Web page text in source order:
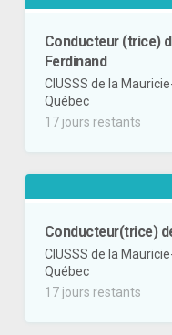
Conducteur (trice)
Ferdinand
CIUSSS de la
Québec
17 jours restants
Conducteur(trice)
CIUSSS de la
Québec
17 jours restants